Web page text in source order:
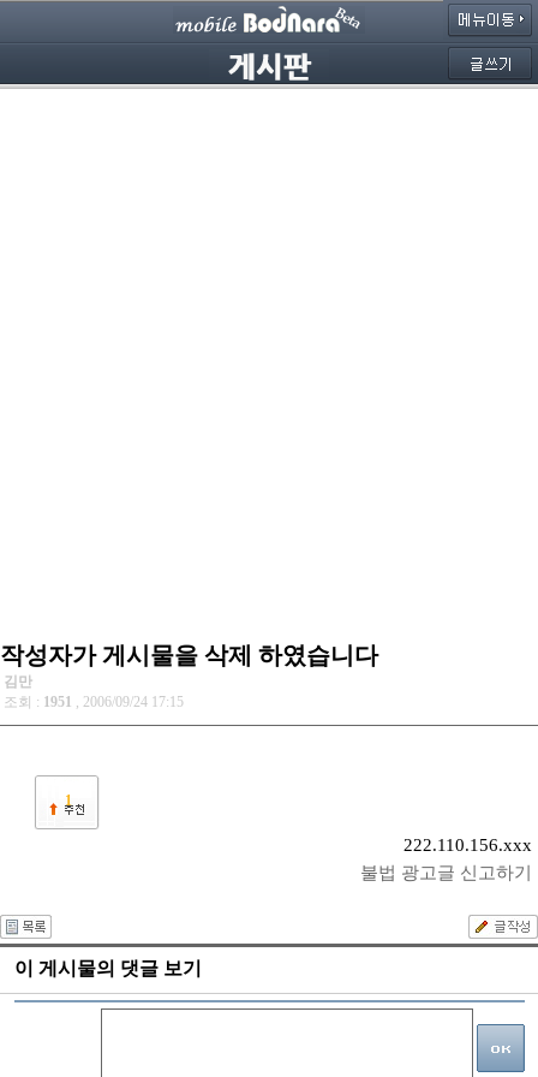
작성자가 게시물을 삭제 하였습니다
김만
조회 : 1951 , 2006/09/24 17:15
1
222.110.156.xxx
불법 광고글 신고하기
이 게시물의 댓글 보기